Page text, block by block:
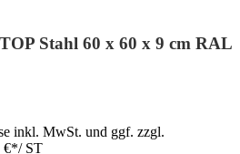
Stahl 60 x 60 x 9 cm RAL
inkl. MwSt. und ggf. zzgl.
€*/ ST